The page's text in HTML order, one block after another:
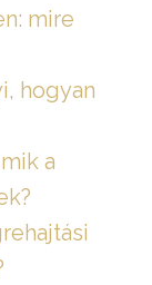
mire
hogyan
a